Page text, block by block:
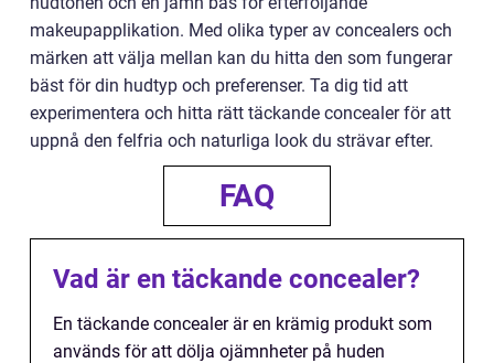
makeupapplikation. Med olika typer av concealers och
märken att välja mellan kan du hitta den som fungerar
bäst för din hudtyp och preferenser. Ta dig tid att
experimentera och hitta rätt täckande concealer för att
uppnå den felfria och naturliga look du strävar efter.
FAQ
Vad är en täckande concealer?
En täckande concealer är en krämig produkt som
används för att dölja ojämnheter på huden